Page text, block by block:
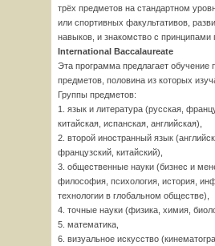
трёх предметов на стандартном
или спортивных факультативов,
навыков, и знакомство с принципами
International Baccalaureate
Эта программа предлагает обучение
предметов, половина из которых
Группы предметов:
1. язык и литература (русская,
китайская, испанская, английская),
2. второй иностранный язык
французский, китайский),
3. общественные науки (бизнес и
философия, психология, история,
технологии в глобальном обществе),
4. точные науки (физика, химия,
5. математика,
6. визуальное искусство